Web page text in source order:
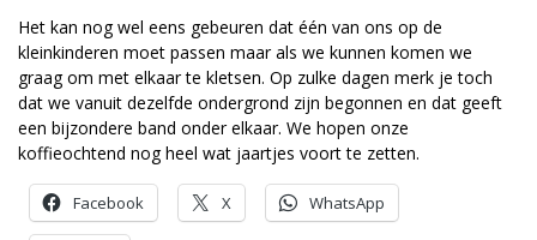
Het kan nog wel eens gebeuren dat één van ons op de
kleinkinderen moet passen maar als we kunnen komen we
graag om met elkaar te kletsen. Op zulke dagen merk je toch
dat we vanuit dezelfde ondergrond zijn begonnen en dat geeft
een bijzondere band onder elkaar. We hopen onze
koffieochtend nog heel wat jaartjes voort te zetten.
Facebook X WhatsApp